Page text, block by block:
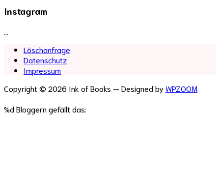
Instagram
Löschanfrage
Datenschutz
Impressum
Copyright © 2026 Ink of Books — Designed byWPZOOM
%dBloggern gefällt das: